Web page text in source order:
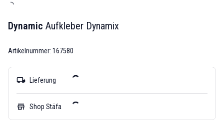
Dynamic Aufkleber Dynamix
Artikelnummer: 167580
local_shipping Lieferung
store Shop Stäfa